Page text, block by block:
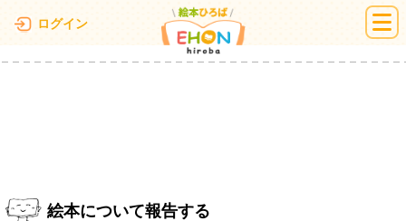
ログイン 絵本ひろば
絵本について報告する